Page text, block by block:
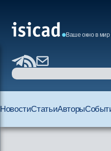
Ваше окно в
НовостиСтатьиАвторы